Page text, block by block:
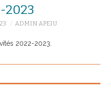
2023
ADMIN APEIU
2022-2023.